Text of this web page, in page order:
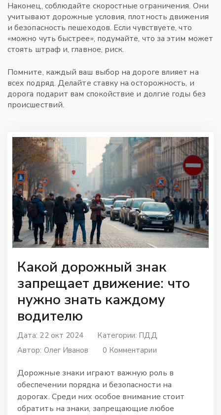
Наконец, соблюдайте скоростные ограничения. Они
учитывают дорожные условия, плотность движения
и безопасность пешеходов. Если чувствуете, что
«можно чуть быстрее», подумайте, что за этим может
стоять штраф и, главное, риск.
Помните, каждый ваш выбор на дороге влияет на
всех подряд. Делайте ставку на осторожность, и
дорога подарит вам спокойствие и долгие годы без
происшествий.
Какой дорожный знак
запрещает движение: что
нужно знать каждому
водителю
Дата: 22 окт 2024 Категории: ПДД
Автор: Олег Иванов 0 Комментарии
Дорожные знаки играют важную роль в
обеспечении порядка и безопасности на
дорогах. Среди них особое внимание стоит
обратить на знаки, запрещающие любое